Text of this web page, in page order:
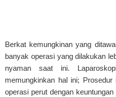
Berkat kemungkinan yang
banyak operasi yang dilakukan
nyaman saat ini.
memungkinkan hal ini;
operasi perut dengan